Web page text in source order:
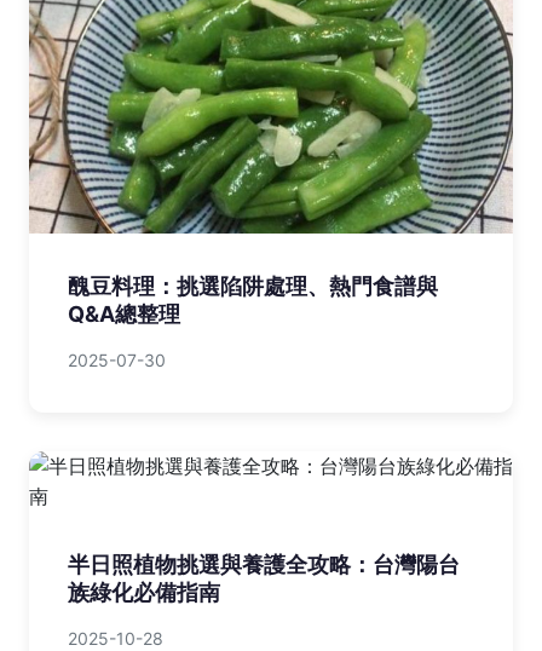
醜豆料理：挑選陷阱處理、熱門食譜與
Q&A總整理
2025-07-30
半日照植物挑選與養護全攻略：台灣陽台
族綠化必備指南
2025-10-28